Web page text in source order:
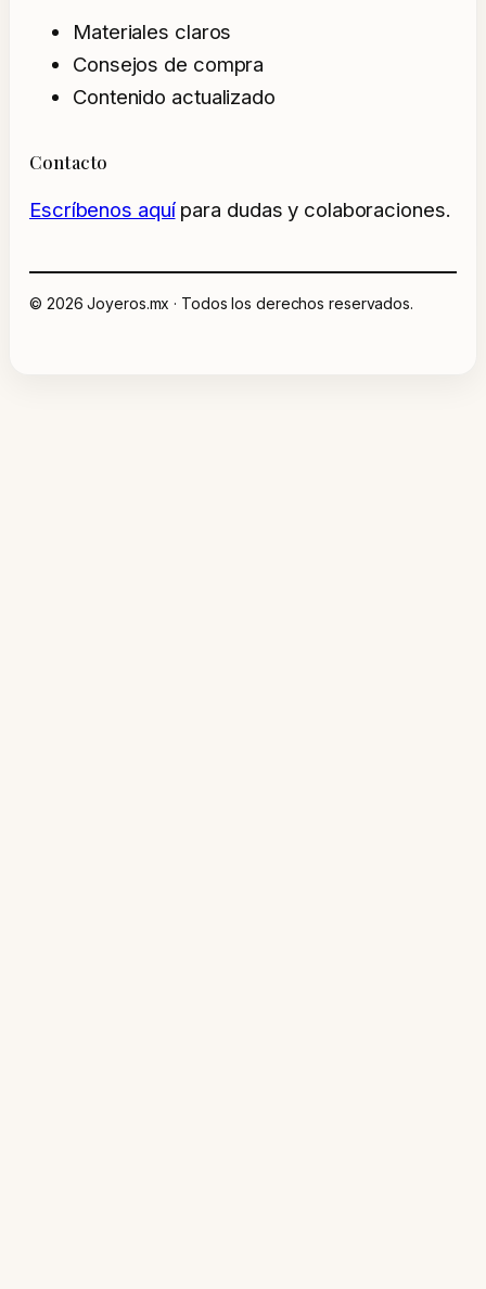
Materiales claros
Consejos de compra
Contenido actualizado
Contacto
Escríbenos aquípara dudas y colaboraciones.
© 2026 Joyeros.mx · Todos los derechos reservados.